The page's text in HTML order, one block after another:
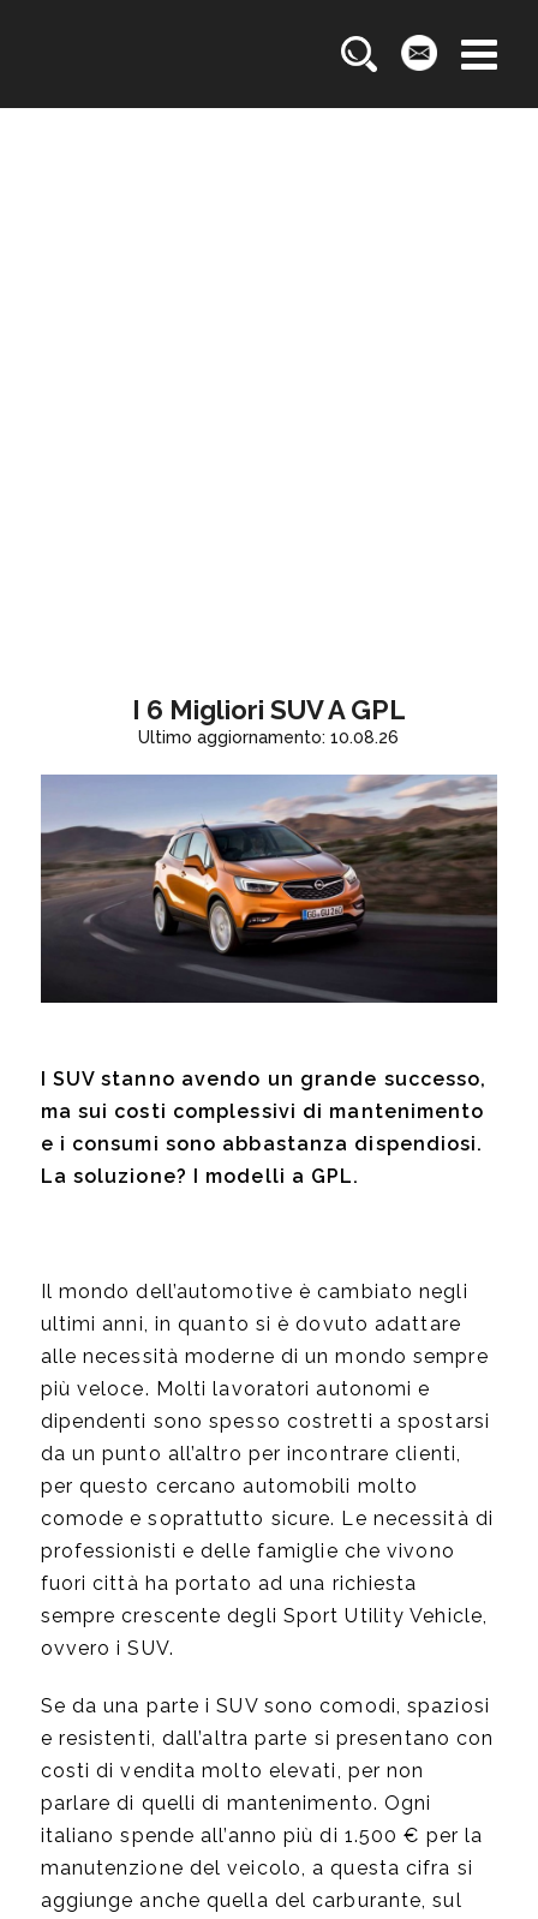
I 6 Migliori SUV A GPL
Ultimo aggiornamento: 10.08.26
I SUV stanno avendo un grande successo,
ma sui costi complessivi di mantenimento
e i consumi sono abbastanza dispendiosi.
La soluzione? I modelli a GPL.
Il mondo dell’automotive è cambiato negli
ultimi anni, in quanto si è dovuto adattare
alle necessità moderne di un mondo sempre
più veloce. Molti lavoratori autonomi e
dipendenti sono spesso costretti a spostarsi
da un punto all’altro per incontrare clienti,
per questo cercano automobili molto
comode e soprattutto sicure. Le necessità di
professionisti e delle famiglie che vivono
fuori città ha portato ad una richiesta
sempre crescente degli Sport Utility Vehicle,
ovvero i SUV.
Se da una parte i SUV sono comodi, spaziosi
e resistenti, dall’altra parte si presentano con
costi di vendita molto elevati, per non
parlare di quelli di mantenimento. Ogni
italiano spende all’anno più di 1.500 € per la
manutenzione del veicolo, a questa cifra si
aggiunge anche quella del carburante, sul